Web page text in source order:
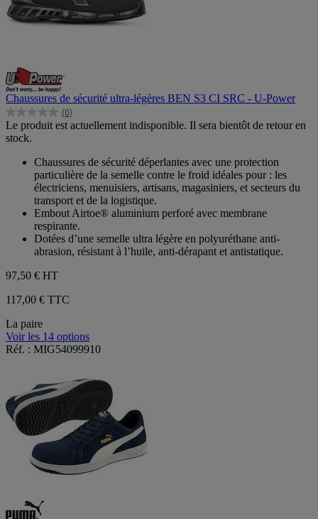
Chaussures de sécurité ultra-légères BEN S3 CI SRC - U-Power
(0)
0.0
sur
5
étoiles.
Le produit est actuellement indisponible. Il sera bientôt de retour en
stock.
Chaussures de sécurité déperlantes avec une protection
particulière de la semelle contre le froid idéales pour : les
électriciens, menuisiers, artisans, magasiniers, et secteurs du
transport et de la logistique.
Embout Airtoe® aluminium perforé avec membrane
respirante.
Dotées d’une semelle ultra légère en polyuréthane anti-
abrasion, résistant à l’huile, anti-dérapant et antistatique.
97,50 € HT
117,00 € TTC
La paire
Voir les 14 options
Réf. : MIG54099910